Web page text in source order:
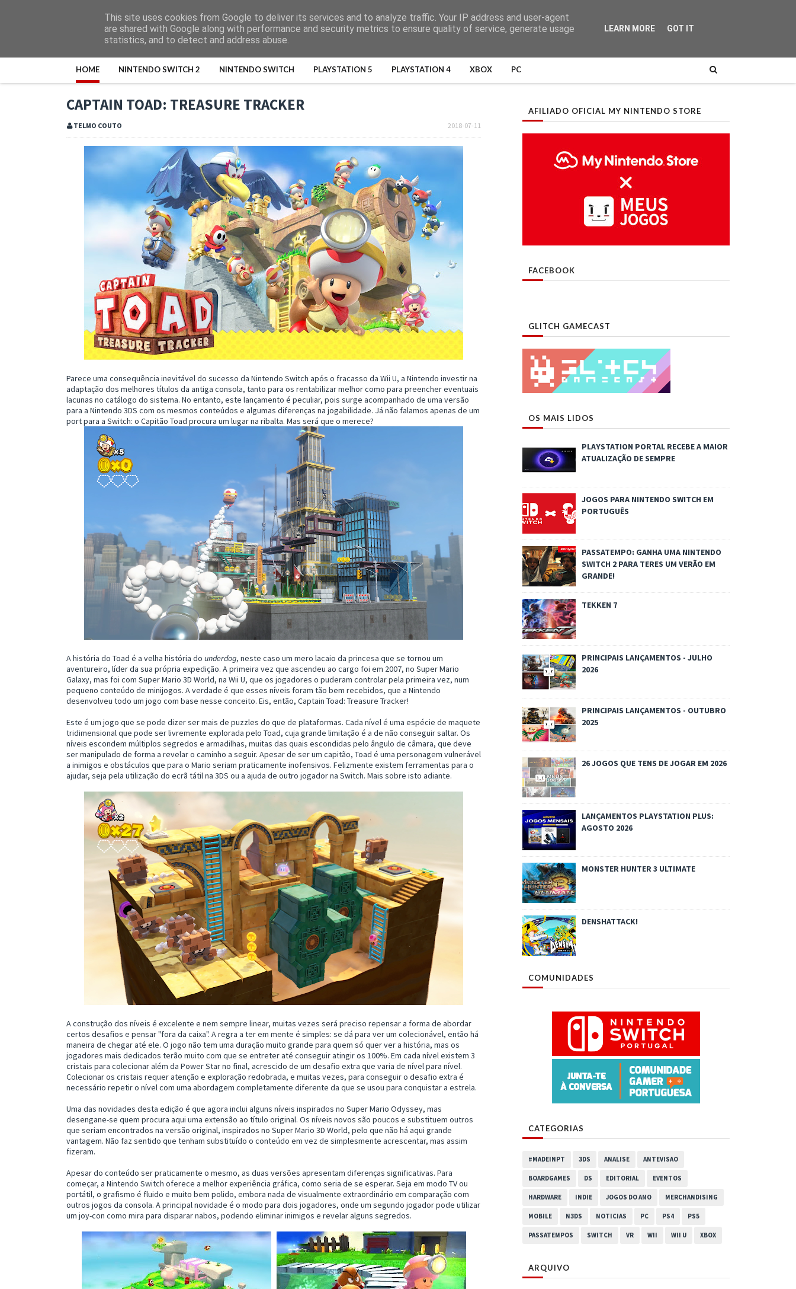
HOME NINTENDO SWITCH 2 NINTENDO SWITCH PLAYSTATION 5 PLAYSTATION 4 XBOX PC
CAPTAIN TOAD: TREASURE TRACKER
2018-07-11
TELMO COUTO
Parece uma consequência inevitável do sucesso da Nintendo Switch após o fracasso da Wii U, a Nintendo investir na
adaptação dos melhores títulos da antiga consola, tanto para os rentabilizar melhor como para preencher eventuais
lacunas no catálogo do sistema. No entanto, este lançamento é peculiar, pois surge acompanhado de uma versão
para a Nintendo 3DS com os mesmos conteúdos e algumas diferenças na jogabilidade. Já não falamos apenas de um
port para a Switch: o Capitão Toad procura um lugar na ribalta. Mas será que o merece?
A história do Toad é a velha história do underdog, neste caso um mero lacaio da princesa que se tornou um
aventureiro, líder da sua própria expedição. A primeira vez que ascendeu ao cargo foi em 2007, no Super Mario
Galaxy, mas foi com Super Mario 3D World, na Wii U, que os jogadores o puderam controlar pela primeira vez, num
pequeno conteúdo de minijogos. A verdade é que esses níveis foram tão bem recebidos, que a Nintendo
desenvolveu todo um jogo com base nesse conceito. Eis, então, Captain Toad: Treasure Tracker!
Este é um jogo que se pode dizer ser mais de puzzles do que de plataformas. Cada nível é uma espécie de maquete
tridimensional que pode ser livremente explorada pelo Toad, cuja grande limitação é a de não conseguir saltar. Os
níveis escondem múltiplos segredos e armadilhas, muitas das quais escondidas pelo ângulo de câmara, que deve
ser manipulado de forma a revelar o caminho a seguir. Apesar de ser um capitão, Toad é uma personagem vulnerável
a inimigos e obstáculos que para o Mario seriam praticamente inofensivos. Felizmente existem ferramentas para o
ajudar, seja pela utilização do ecrã tátil na 3DS ou a ajuda de outro jogador na Switch. Mais sobre isto adiante.
A construção dos níveis é excelente e nem sempre linear, muitas vezes será preciso repensar a forma de abordar
certos desafios e pensar "fora da caixa". A regra a ter em mente é simples: se dá para ver um colecionável, então há
maneira de chegar até ele. O jogo não tem uma duração muito grande para quem só quer ver a história, mas os
jogadores mais dedicados terão muito com que se entreter até conseguir atingir os 100%. Em cada nível existem 3
cristais para colecionar além da Power Star no final, acrescido de um desafio extra que varia de nível para nível.
Colecionar os cristais requer atenção e exploração redobrada, e muitas vezes, para conseguir o desafio extra é
necessário repetir o nível com uma abordagem completamente diferente da que se usou para conquistar a estrela.
Uma das novidades desta edição é que agora inclui alguns níveis inspirados no Super Mario Odyssey, mas
desengane-se quem procura aqui uma extensão ao título original. Os níveis novos são poucos e substituem outros
que seriam encontrados na versão original, inspirados no Super Mario 3D World, pelo que não há aqui grande
vantagem. Não faz sentido que tenham substituído o conteúdo em vez de simplesmente acrescentar, mas assim
fizeram.
Apesar do conteúdo ser praticamente o mesmo, as duas versões apresentam diferenças significativas. Para
começar, a Nintendo Switch oferece a melhor experiência gráfica, como seria de se esperar. Seja em modo TV ou
portátil, o grafismo é fluido e muito bem polido, embora nada de visualmente extraordinário em comparação com
outros jogos da consola. A principal novidade é o modo para dois jogadores, onde um segundo jogador pode utilizar
um joy-con como mira para disparar nabos, podendo eliminar inimigos e revelar alguns segredos.
AFILIADO OFICIAL MY NINTENDO STORE
FACEBOOK
GLITCH GAMECAST
OS MAIS LIDOS
PLAYSTATION PORTAL RECEBE A MAIOR
ATUALIZAÇÃO DE SEMPRE
JOGOS PARA NINTENDO SWITCH EM
PORTUGUÊS
PASSATEMPO: GANHA UMA NINTENDO
SWITCH 2 PARA TERES UM VERÃO EM
GRANDE!
TEKKEN 7
PRINCIPAIS LANÇAMENTOS - JULHO
2026
PRINCIPAIS LANÇAMENTOS - OUTUBRO
2025
26 JOGOS QUE TENS DE JOGAR EM 2026
LANÇAMENTOS PLAYSTATION PLUS:
AGOSTO 2026
MONSTER HUNTER 3 ULTIMATE
DENSHATTACK!
COMUNIDADES
CATEGORIAS
#MADEINPT 3DS ANALISE ANTEVISAO
BOARDGAMES DS EDITORIAL EVENTOS
HARDWARE INDIE JOGOS DO ANO MERCHANDISING
MOBILE N3DS NOTICIAS PC PS4 PS5
PASSATEMPOS SWITCH VR WII WII U XBOX
ARQUIVO
This site uses cookies from Google to deliver its services and to analyze traffic. Your IP address and user-agent
are shared with Google along with performance and security metrics to ensure quality of service, generate usage
statistics, and to detect and address abuse.
LEARN MORE GOT IT